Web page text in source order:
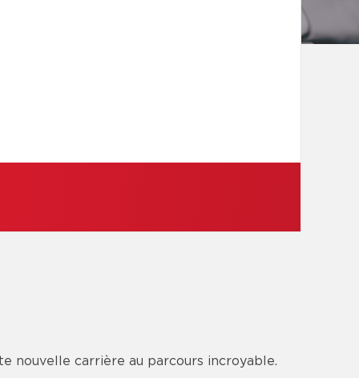
nouvelle carrière au parcours incroyable.